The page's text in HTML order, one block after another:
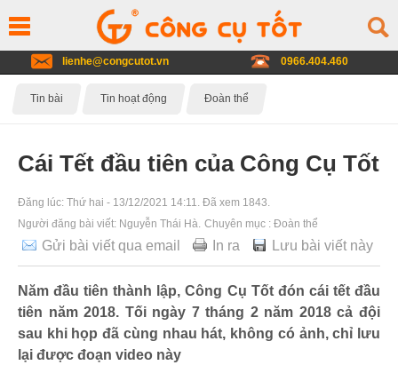
0966.404.460
lienhe@congcutot.vn
Tin bài Tin hoạt động Đoàn thể
Cái Tết đầu tiên của Công Cụ Tốt
Đăng lúc: Thứ hai - 13/12/2021 14:11
. Đã xem 1843.
Người đăng bài viết: Nguyễn Thái Hà Chuyên mục : Đoàn thể
Gửi bài viết qua email In ra Lưu bài viết này
Năm đầu tiên thành lập, Công Cụ Tốt đón cái tết đầu
tiên năm 2018. Tối ngày 7 tháng 2 năm 2018 cả đội
sau khi họp đã cùng nhau hát, không có ảnh, chỉ lưu
lại được đoạn video này